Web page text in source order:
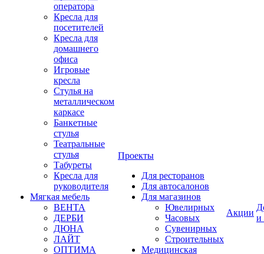
оператора
Кресла для
посетителей
Кресла для
домашнего
офиса
Игровые
кресла
Стулья на
металлическом
каркасе
Банкетные
стулья
Театральные
стулья
Табуреты
Кресла для
руководителя
Мягкая мебель
ВЕНТА
ДЕРБИ
ДЮНА
ЛАЙТ
ОПТИМА
Проекты
Для ресторанов
Для автосалонов
Для магазинов
Ювелирных
Часовых
Сувенирных
Строительных
Медицинская
Акции
и